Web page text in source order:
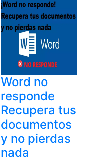
Word no
responde
Recupera tus
documentos
y no pierdas
nada